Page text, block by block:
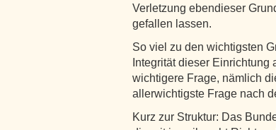
Verletzung ebendieser
gefallen lassen.
So viel zu den wichtigsten
Integrität dieser
wichtigere Frage, nämlich
allerwichtigste Frage nach
Kurz zur Struktur: Das